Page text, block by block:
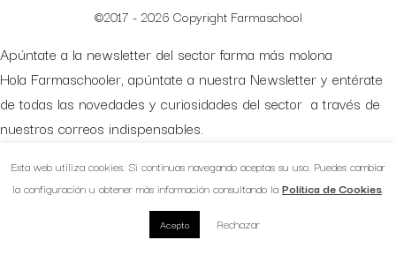
©2017 - 2026 Copyright Farmaschool
Esta web utiliza cookies. Si continuas navegando aceptas su uso. Puedes cambiar
la configuración u obtener más información consultando la Política de Cookies.
Acepto Rechazar
Apúntate a la newsletter del sector farma más molona
Hola Farmaschooler, apúntate a nuestra Newsletter y entérate
de todas las novedades y curiosidades del sector a través de
nuestros correos indispensables.
Suscríbete aquí: